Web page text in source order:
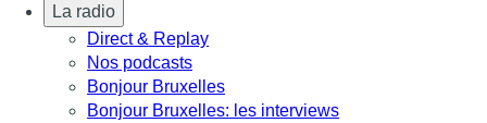
La radio
Direct & Replay
Nos podcasts
Bonjour Bruxelles
Bonjour Bruxelles: les interviews